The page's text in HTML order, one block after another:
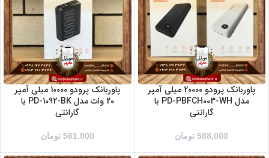
پاوربانک پرودو 20000 میلی آمپر
مدل PD-PBFCH003-WH با
گارانتی
588,000 تومان
پاوربانک پرودو 10000 میلی آمپر
20 وات مدل PD-1092-BK با
گارانتی
561,000 تومان